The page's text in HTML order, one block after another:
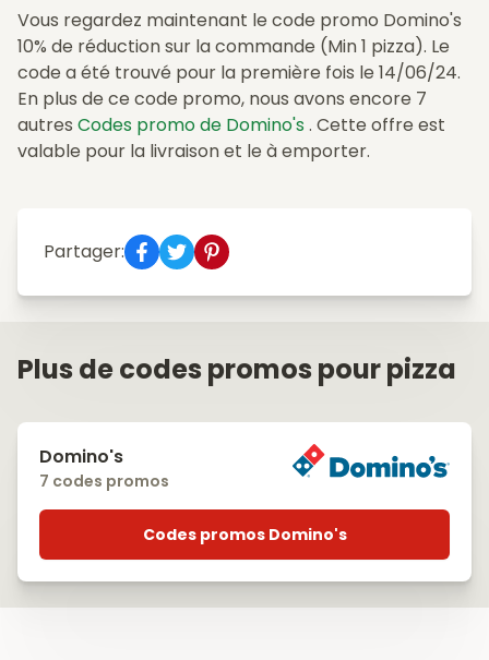
Vous regardez maintenant le code promo Domino's
10% de réduction sur la commande (Min 1 pizza). Le
code a été trouvé pour la première fois le 14/06/24.
En plus de ce code promo, nous avons encore 7
autres Codes promo de Domino's . Cette offre est
valable pour la livraison et le à emporter.
Partager:
Plus de codes promos pour pizza
Domino's
7 codes promos
Codes promos Domino's